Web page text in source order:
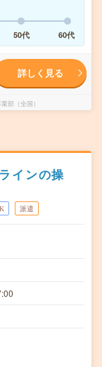
50代 60代
詳しく見る
部（全国）
インの操
派遣